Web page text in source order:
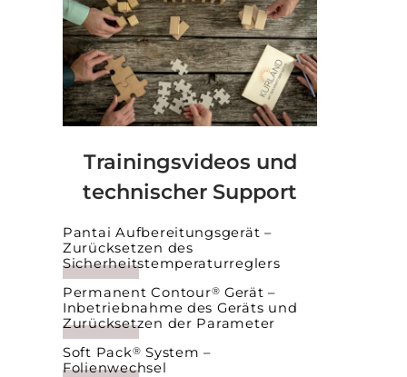
Trainingsvideos und
technischer Support
Pantai Aufbereitungsgerät –
Zurücksetzen des
Sicherheitstemperaturreglers
Permanent Contour® Gerät –
Inbetriebnahme des Geräts und
Zurücksetzen der Parameter
Soft Pack® System –
Folienwechsel